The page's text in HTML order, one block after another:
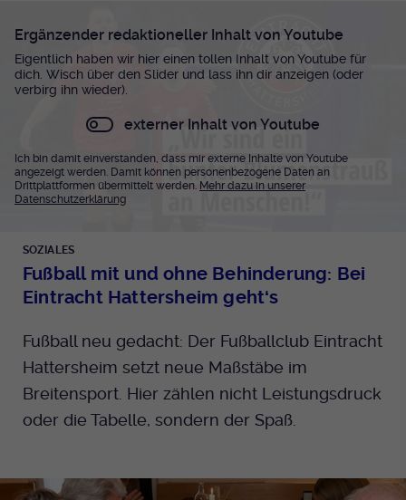
Ergänzender redaktioneller Inhalt von Youtube
Eigentlich haben wir hier einen tollen Inhalt von Youtube für
dich. Wisch über den Slider und lass ihn dir anzeigen (oder
verbirg ihn wieder).
externer Inhalt von Youtube
Ich bin damit einverstanden, dass mir externe Inhalte von Youtube
angezeigt werden. Damit können personenbezogene Daten an
Drittplattformen übermittelt werden. Mehr dazu in unserer
Datenschutzerklärung
SOZIALES
Fußball mit und ohne Behinderung: Bei
Eintracht Hattersheim geht‘s
Fußball neu gedacht: Der Fußballclub Eintracht
Hattersheim setzt neue Maßstäbe im
Breitensport. Hier zählen nicht Leistungsdruck
oder die Tabelle, sondern der Spaß.